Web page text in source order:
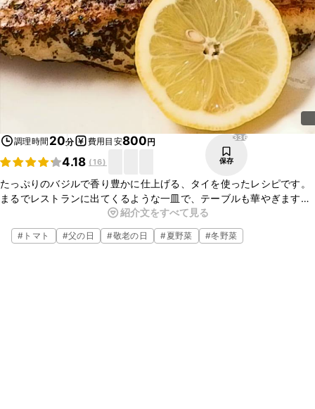
調理時間 20分 費用目安800円
4.18 (16)
336
保存
たっぷりのバジルで香り豊かに仕上げる、タイを使ったレシピです。
まるでレストランに出てくるような一皿で、テーブルも華やぎます。
ニンニクの香りも食欲をそそりますよ。特別な日のディナーなどに、
ぜひ作ってみてくださいね。
紹介文をすべて見る
# トマト #父の日 #敬老の日 #夏野菜 #冬野菜